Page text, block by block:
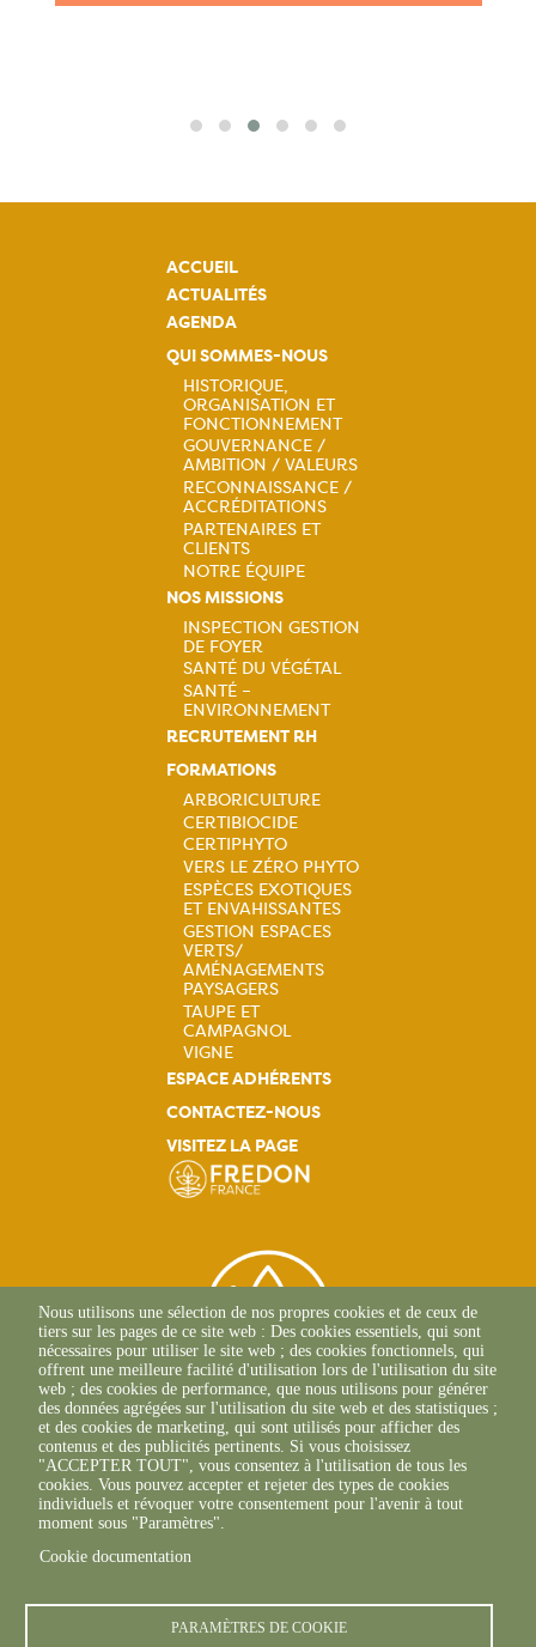
ACCUEIL
ACTUALITÉS
AGENDA
QUI SOMMES-NOUS
Navigation
principale
HISTORIQUE,
ORGANISATION ET
FONCTIONNEMENT
GOUVERNANCE /
AMBITION / VALEURS
RECONNAISSANCE /
ACCRÉDITATIONS
PARTENAIRES ET
CLIENTS
NOTRE ÉQUIPE
NOS MISSIONS
Navigation
principale
INSPECTION GESTION
DE FOYER
SANTÉ DU VÉGÉTAL
SANTÉ –
ENVIRONNEMENT
RECRUTEMENT RH
FORMATIONS
Navigation
principale
ARBORICULTURE
CERTIBIOCIDE
CERTIPHYTO
VERS LE ZÉRO PHYTO
ESPÈCES EXOTIQUES
ET ENVAHISSANTES
GESTION ESPACES
VERTS/
AMÉNAGEMENTS
PAYSAGERS
TAUPE ET
CAMPAGNOL
VIGNE
ESPACE ADHÉRENTS
CONTACTEZ-NOUS
VISITEZ LA PAGE
2 Allée Du Lazio
69800 SAINT-PRIEST
+33(0)4 37 43 40 70
footer6content
Nous utilisons une sélection de nos propres cookies et de ceux de
tiers sur les pages de ce site web : Des cookies essentiels, qui sont
nécessaires pour utiliser le site web ; des cookies fonctionnels, qui
offrent une meilleure facilité d'utilisation lors de l'utilisation du site
web ; des cookies de performance, que nous utilisons pour générer
des données agrégées sur l'utilisation du site web et des statistiques ;
et des cookies de marketing, qui sont utilisés pour afficher des
contenus et des publicités pertinents. Si vous choisissez
"ACCEPTER TOUT", vous consentez à l'utilisation de tous les
cookies. Vous pouvez accepter et rejeter des types de cookies
individuels et révoquer votre consentement pour l'avenir à tout
moment sous "Paramètres".
Cookie documentation
PARAMÈTRES DE COOKIE